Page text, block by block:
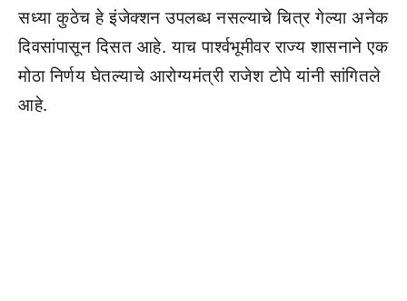
सध्या कुठेच हे इंजेक्शन उपलब्ध नसल्याचे चित्र गेल्या अनेक
दिवसांपासून दिसत आहे. याच पार्श्वभूमीवर राज्य शासनाने एक
मोठा निर्णय घेतल्याचे आरोग्यमंत्री राजेश टोपे यांनी सांगितले
आहे.